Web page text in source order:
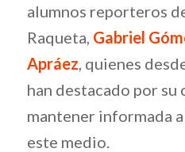
alumnos reporteros
Raqueta, Gabriel
Apráez, quienes
han destacado por su
mantener informada
este medio.